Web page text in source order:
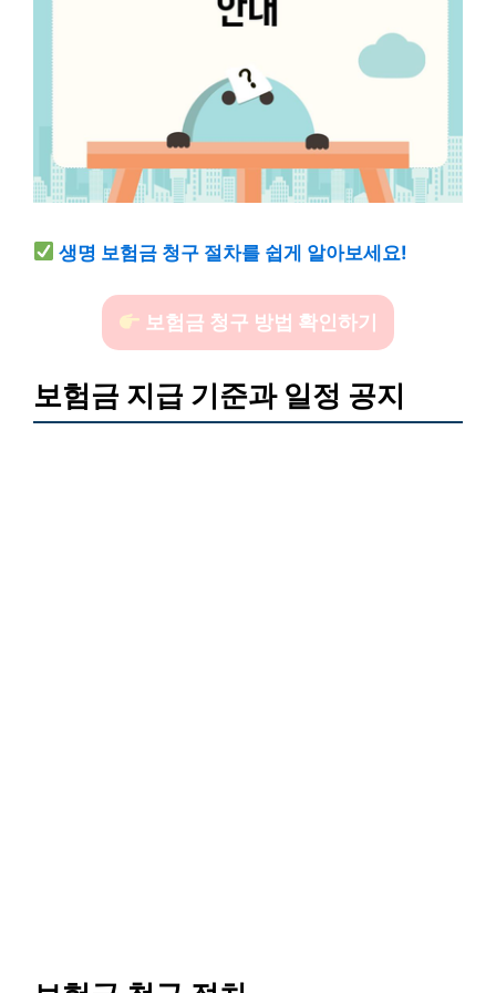
생명 보험금 청구 절차를 쉽게 알아보세요!
보험금 청구 방법 확인하기
보험금 지급 기준과 일정 공지